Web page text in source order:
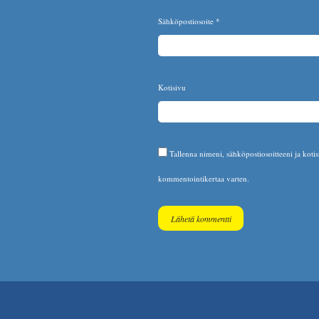
Sähköpostiosoite *
Kotisivu
Tallenna nimeni, sähköpostiosoitteeni ja
kommentointikertaa varten.